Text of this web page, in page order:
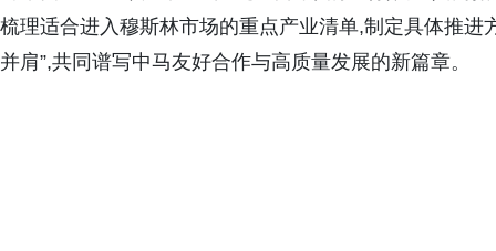
梳理适合进入穆斯林市场的重点产业清单,制定具体推进
并肩”,共同谱写中马友好合作与高质量发展的新篇章。